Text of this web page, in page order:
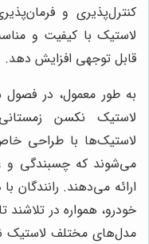
کنترل‌پذیری و
لاستیک با کیفیت و
قابل توجهی افزایش دهد.
به طور معمول، در
لاستیک نکسن
لاستیک‌ها با طراحی خاص
می‌شوند که چسبندگی و
ارائه می‌دهند. رانندگان
خودرو، همواره در
مدل‌های مختلف لاستیک